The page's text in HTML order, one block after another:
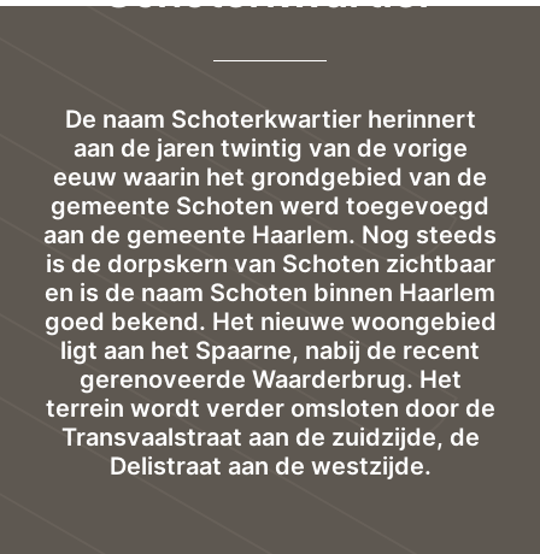
De naam Schoterkwartier herinnert
aan de jaren twintig van de vorige
eeuw waarin het grondgebied van de
gemeente Schoten werd toegevoegd
aan de gemeente Haarlem. Nog steeds
is de dorpskern van Schoten zichtbaar
en is de naam Schoten binnen Haarlem
goed bekend. Het nieuwe woongebied
ligt aan het Spaarne, nabij de recent
gerenoveerde Waarderbrug. Het
terrein wordt verder omsloten door de
Transvaalstraat aan de zuidzijde, de
Delistraat aan de westzijde.